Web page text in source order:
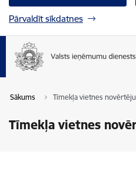
Pārvaldīt sīkdatnes
Sākums Tīmekļa vietnes
Tīmekļa vietnes